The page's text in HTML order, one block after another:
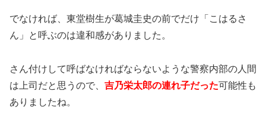
でなければ、東堂樹生が葛城圭史の前でだけ「こはるさ
ん」と呼ぶのは違和感がありました。
さん付けして呼ばなければならないような警察内部の人間
は上司だと思うので、 吉乃栄太郎の連れ子だった可能性も
ありましたね。